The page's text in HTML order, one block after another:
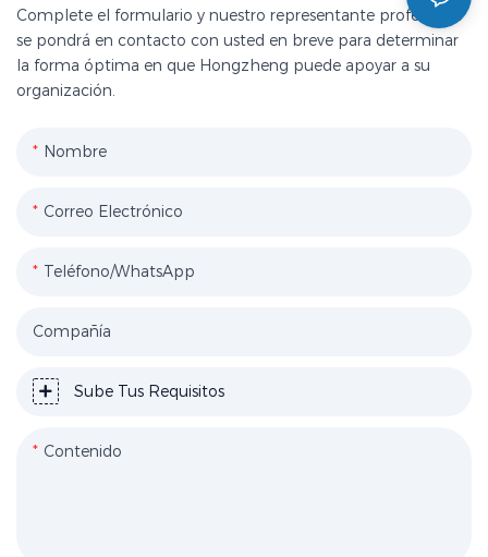
Complete el formulario y nuestro representante profesional
se pondrá en contacto con usted en breve para determinar
la forma óptima en que Hongzheng puede apoyar a su
organización.
Nombre
Correo Electrónico
Teléfono/WhatsApp
Compañía
Sube Tus Requisitos
Contenido